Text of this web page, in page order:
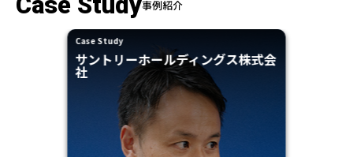
事例紹介
Case Study
サントリーホールディングス株式会
社